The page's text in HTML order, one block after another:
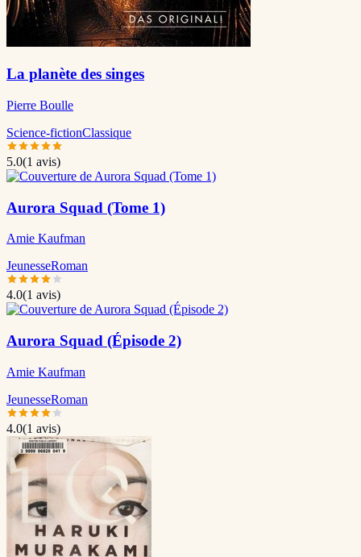
La planète des singes
Pierre Boulle
Science-fictionClassique
5.0(1 avis)
Aurora Squad (Tome 1)
Amie Kaufman
JeunesseRoman
4.0(1 avis)
Aurora Squad (Épisode 2)
Amie Kaufman
JeunesseRoman
4.0(1 avis)